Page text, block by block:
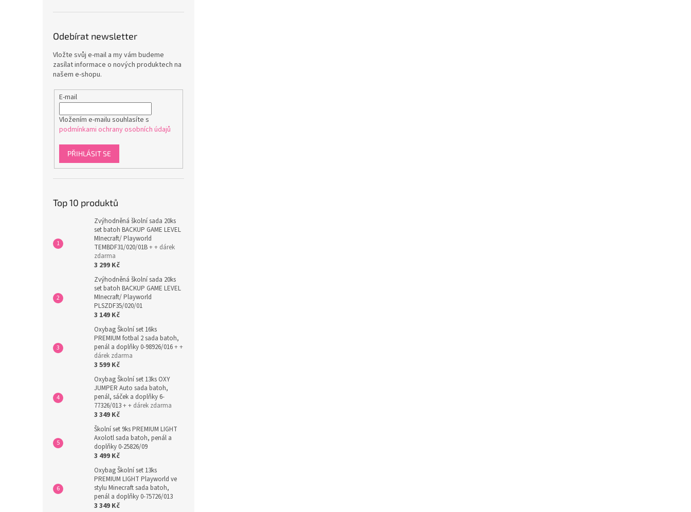
Odebírat newsletter
Vložte svůj e-mail a my vám budeme
zasílat informace o nových produktech na
našem e-shopu.
E-mail
Vložením e-mailu souhlasíte s
podmínkami ochrany osobních údajů
PŘIHLÁSIT SE
Top 10 produktů
Zvýhodněná školní sada 20ks
set batoh BACKUP GAME LEVEL
MInecraft/ Playworld
TEMBDF31/020/01B+ + dárek
zdarma
3 299 Kč
Zvýhodněná školní sada 20ks
set batoh BACKUP GAME LEVEL
MInecraft/ Playworld
PLSZDF35/020/01
3 149 Kč
Oxybag Školní set 16ks
PREMIUM fotbal 2 sada batoh,
penál a doplňky 0-98926/016+ +
dárek zdarma
3 599 Kč
Oxybag Školní set 13ks OXY
JUMPER Auto sada batoh,
penál, sáček a doplňky 6-
77326/013+ + dárek zdarma
3 349 Kč
Školní set 9ks PREMIUM LIGHT
Axolotl sada batoh, penál a
doplňky 0-25826/09
3 499 Kč
Oxybag Školní set 13ks
PREMIUM LIGHT Playworld ve
stylu Minecraft sada batoh,
penál a doplňky 0-75726/013
3 349 Kč